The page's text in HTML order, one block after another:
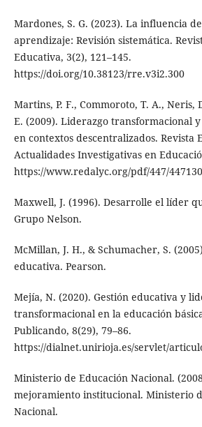
Mardones, S. G. (2023). La influencia
aprendizaje: Revisión sistemática.
Educativa, 3(2), 121–145.
https://doi.org/10.38123/rre.v3i2.300
Martins, P. F., Commoroto, T. A., Neris,
E. (2009). Liderazgo transformacional
en contextos descentralizados. Revista
Actualidades Investigativas en
https://www.redalyc.org/pdf/447/
Maxwell, J. (1996). Desarrolle el líder
Grupo Nelson.
McMillan, J. H., & Schumacher, S.
educativa. Pearson.
Mejía, N. (2020). Gestión educativa y
transformacional en la educación
Publicando, 8(29), 79–86.
https://dialnet.unirioja.es/servlet/
Ministerio de Educación Nacional.
mejoramiento institucional. Ministerio
Nacional.